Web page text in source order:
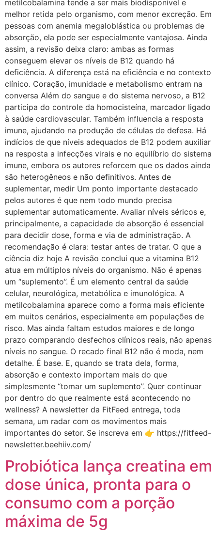
metilcobalamina tende a ser mais biodisponível e
melhor retida pelo organismo, com menor excreção. Em
pessoas com anemia megaloblástica ou problemas de
absorção, ela pode ser especialmente vantajosa. Ainda
assim, a revisão deixa claro: ambas as formas
conseguem elevar os níveis de B12 quando há
deficiência. A diferença está na eficiência e no contexto
clínico. Coração, imunidade e metabolismo entram na
conversa Além do sangue e do sistema nervoso, a B12
participa do controle da homocisteína, marcador ligado
à saúde cardiovascular. Também influencia a resposta
imune, ajudando na produção de células de defesa. Há
indícios de que níveis adequados de B12 podem auxiliar
na resposta a infecções virais e no equilíbrio do sistema
imune, embora os autores reforcem que os dados ainda
são heterogêneos e não definitivos. Antes de
suplementar, medir Um ponto importante destacado
pelos autores é que nem todo mundo precisa
suplementar automaticamente. Avaliar níveis séricos e,
principalmente, a capacidade de absorção é essencial
para decidir dose, forma e via de administração. A
recomendação é clara: testar antes de tratar. O que a
ciência diz hoje A revisão conclui que a vitamina B12
atua em múltiplos níveis do organismo. Não é apenas
um “suplemento”. É um elemento central da saúde
celular, neurológica, metabólica e imunológica. A
metilcobalamina aparece como a forma mais eficiente
em muitos cenários, especialmente em populações de
risco. Mas ainda faltam estudos maiores e de longo
prazo comparando desfechos clínicos reais, não apenas
níveis no sangue. O recado final B12 não é moda, nem
detalhe. É base. E, quando se trata dela, forma,
absorção e contexto importam mais do que
simplesmente “tomar um suplemento”. Quer continuar
por dentro do que realmente está acontecendo no
wellness? A newsletter da FitFeed entrega, toda
semana, um radar com os movimentos mais
importantes do setor. Se inscreva em 👉 https://fitfeed-
newsletter.beehiiv.com/
Probiótica lança creatina em
dose única, pronta para o
consumo com a porção
máxima de 5g